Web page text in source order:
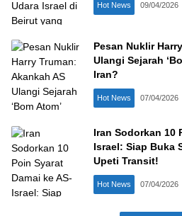
Hot News 09/04/2026
Pesan Nuklir
Ulangi Sejarah
Iran?
Hot News 07/04/2026
Iran Sodorkan 10
Israel: Siap Buka
Upeti Transit!
Hot News 07/04/2026